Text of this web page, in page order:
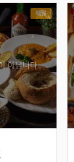
배달
아닙니다